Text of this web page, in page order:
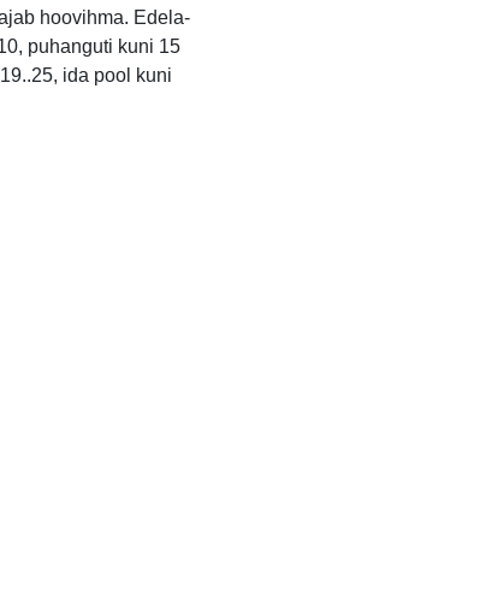
hoovihma. Edela-
puhanguti kuni 15
ida pool kuni